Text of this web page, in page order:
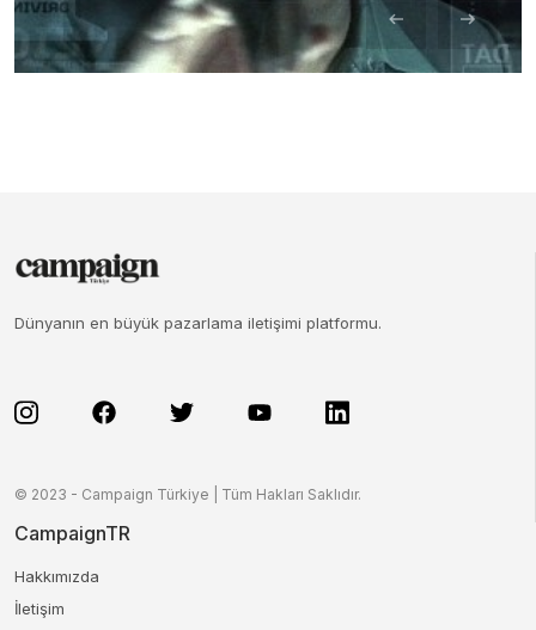
Dünyanın en büyük pazarlama iletişimi platformu.
© 2023 - Campaign Türkiye | Tüm Hakları Saklıdır.
CampaignTR
Hakkımızda
İletişim